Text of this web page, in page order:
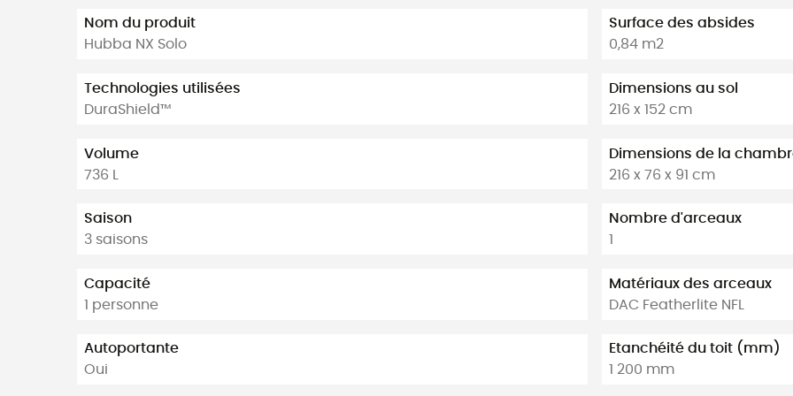
Nom du produit
Hubba NX Solo
Technologies utilisées
DuraShield™
Volume
736 L
Saison
3 saisons
Capacité
1 personne
Autoportante
Oui
Surface des absides
0,84 m2
Dimensions au sol
216 x 152 cm
Dimensions de la
216 x 76 x 91 cm
Nombre d'arceaux
1
Matériaux des arceaux
DAC Featherlite NFL
Etanchéité du toit (mm)
1 200 mm